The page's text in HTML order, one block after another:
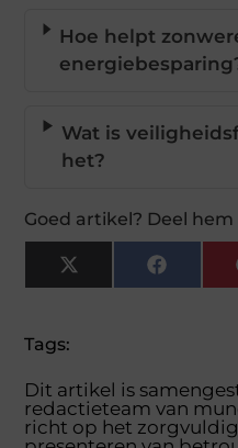
Hoe helpt
Wat is
het?
Goed artikel? Deel hem
X
(Twitter)
Tags:
Dit artikel is
redactieteam van
richt op het